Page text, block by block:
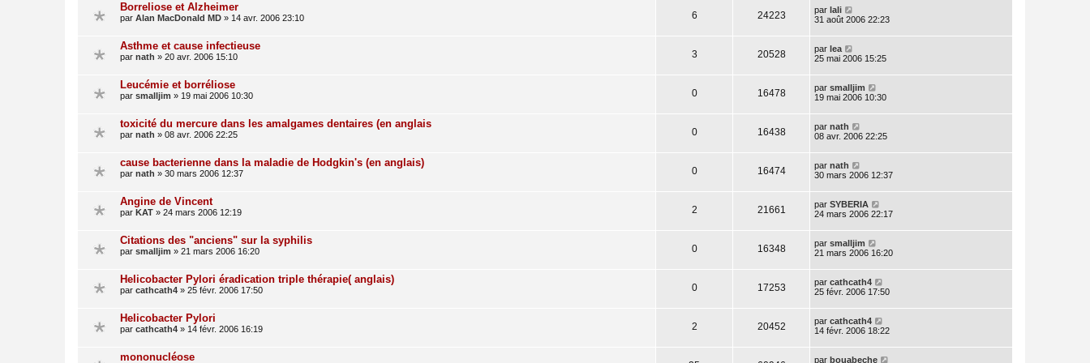
Borreliose et Alzheimer
par Alan MacDonald MD » 14 avr. 2006 23:10 6 24223 par lali
31 août 2006 22:23
Asthme et cause infectieuse
par nath » 20 avr. 2006 15:10 3 20528 par lea
25 mai 2006 15:25
Leucémie et borréliose
par smalljim » 19 mai 2006 10:30 0 16478 par smalljim
19 mai 2006 10:30
toxicité du mercure dans les amalgames dentaires (en anglais
par nath » 08 avr. 2006 22:25 0 16438 par nath
08 avr. 2006 22:25
cause bacterienne dans la maladie de Hodgkin's (en anglais)
par nath » 30 mars 2006 12:37 0 16474 par nath
30 mars 2006 12:37
Angine de Vincent
par KAT » 24 mars 2006 12:19 2 21661 par SYBERIA
24 mars 2006 22:17
Citations des "anciens" sur la syphilis
par smalljim » 21 mars 2006 16:20 0 16348 par smalljim
21 mars 2006 16:20
Helicobacter Pylori éradication triple thérapie( anglais)
par cathcath4 » 25 févr. 2006 17:50 0 17253 par cathcath4
25 févr. 2006 17:50
Helicobacter Pylori
par cathcath4 » 14 févr. 2006 16:19 2 20452 par cathcath4
14 févr. 2006 18:22
mononucléose par bouabeche